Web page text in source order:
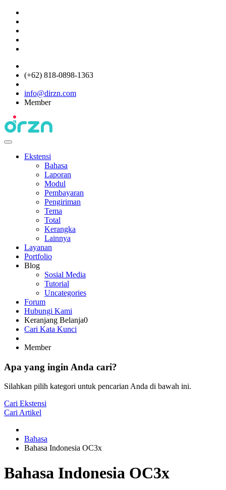
(+62) 818-0898-1363
info@dirzn.com
Member
Ekstensi
Bahasa
Laporan
Modul
Pembayaran
Pengiriman
Tema
Total
Kerangka
Lainnya
Layanan
Portfolio
Blog
Sosial Media
Tutorial
Uncategories
Forum
Hubungi Kami
Keranjang Belanja0
Cari Kata Kunci
Member
Apa yang ingin Anda cari?
Silahkan pilih kategori untuk pencarian Anda di bawah ini.
Cari Ekstensi
Cari Artikel
Bahasa
Bahasa Indonesia OC3x
Bahasa Indonesia OC3x